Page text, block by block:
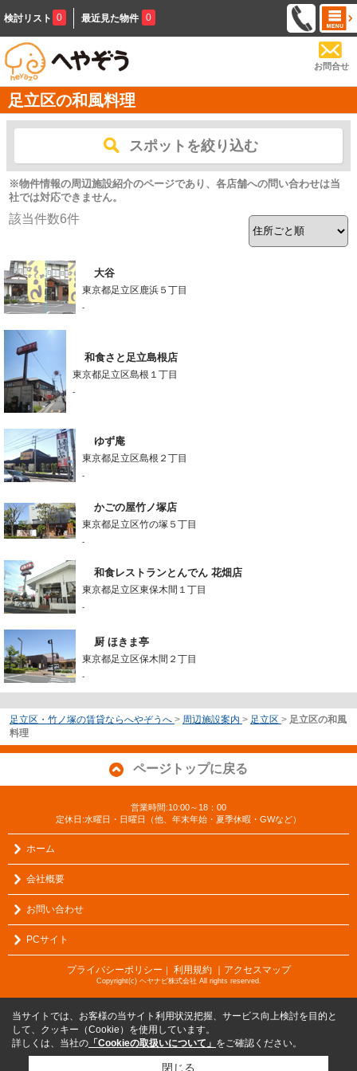
検討リスト 0 最近見た物件 0
お問合せ
足立区の和風料理
スポットを絞り込む
※物件情報の周辺施設紹介のページであり、各店舗への問い合わせは当
社では対応できません。
該当件数6件
大谷
東京都足立区鹿浜５丁目
-
和食さと足立島根店
東京都足立区島根１丁目
-
ゆず庵
東京都足立区島根２丁目
-
かごの屋竹ノ塚店
東京都足立区竹の塚５丁目
-
和食レストランとんでん 花畑店
東京都足立区東保木間１丁目
-
厨 ほきま亭
東京都足立区保木間２丁目
-
足立区・竹ノ塚の賃貸ならへやぞうへ > 周辺施設案内 > 足立区 > 足立区の和風
料理
ページトップに戻る
営業時間:10:00～18：00
定休日:水曜日・日曜日（他、年末年始・夏季休暇・GWなど）
ホーム
会社概要
お問い合わせ
PCサイト
プライバシーポリシー 利用規約 ｜アクセスマップ
Copyright(c) ヘヤナビ株式会社 All rights reserved.
当サイトでは、お客様の当サイト利用状況把握、サービス向上検討を目的と
して、クッキー（Cookie）を使用しています。
詳しくは、当社の 「Cookieの取扱いについて」 をご確認ください。
閉じる